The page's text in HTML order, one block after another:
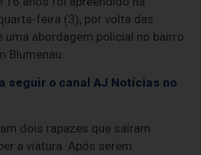
feira (3), por volta das
uma abordagem policial no bairro
Blumenau.
seguir o canal AJ Notícias no
dois rapazes que saíram
a viatura. Após serem